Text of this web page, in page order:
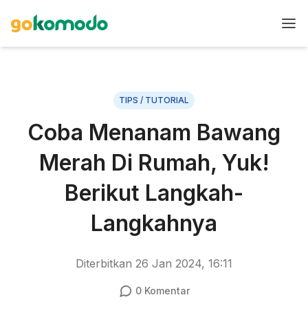
TIPS / TUTORIAL
Coba Menanam Bawang
Merah Di Rumah, Yuk!
Berikut Langkah-
Langkahnya
Diterbitkan 26 Jan 2024, 16:11
0Komentar